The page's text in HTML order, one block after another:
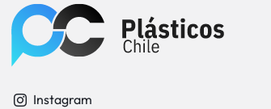
Instagram